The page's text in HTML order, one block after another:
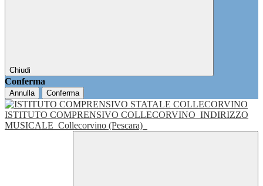
Chiudi
Conferma
Annulla Conferma
ISTITUTO COMPRENSIVO COLLECORVINO INDIRIZZO
MUSICALE Collecorvino (Pescara)